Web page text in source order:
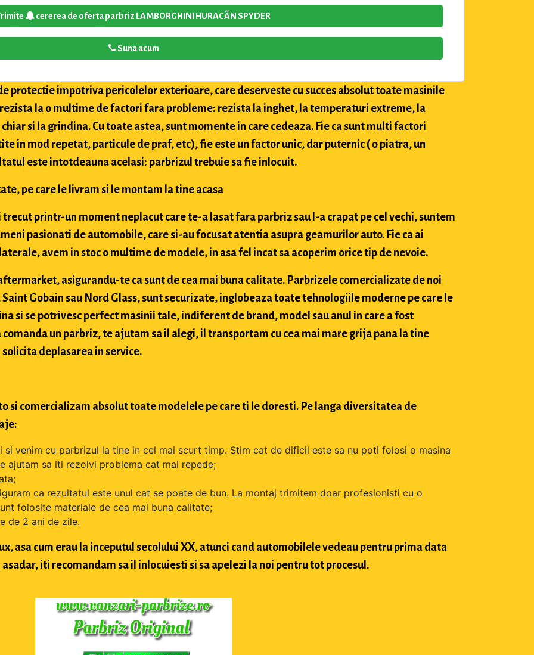
cererea de oferta parbriz LAMBORGHINI HURACÃN SPYDER
Suna acum
protectie impotriva pericolelor exterioare, care deserveste cu succes absolut toate masinile
la o multime de factori fara probleme: rezista la inghet, la temperaturi extreme, la
si la grindina. Cu toate astea, sunt momente in care cedeaza. Fie ca sunt multi factori
in mod repetat, particule de praf, etc), fie este un factor unic, dar puternic ( o piatra, un
este intotdeauna acelasi: parbrizul trebuie sa fie inlocuit.
pe care le livram si le montam la tine acasa
printr-un moment neplacut care te-a lasat fara parbriz sau l-a crapat pe cel vechi, suntem
pasionati de automobile, care si-au focusat atentia asupra geamurilor auto. Fie ca ai
avem in stoc o multime de modele, in asa fel incat sa acoperim orice tip de nevoie.
asigurandu-te ca sunt de cea mai buna calitate. Parbrizele comercializate de noi
Gobain sau Nord Glass, sunt securizate, inglobeaza toate tehnologiile moderne pe care le
si se potrivesc perfect masinii tale, indiferent de brand, model sau anul in care a fost
un parbriz, te ajutam sa il alegi, il transportam cu cea mai mare grija pana la tine
deplasarea in service.
si comercializam absolut toate modelele pe care ti le doresti. Pe langa diversitatea de
si venim cu parbrizul la tine in cel mai scurt timp. Stim cat de dificil este sa nu poti folosi o masina
ajutam sa iti rezolvi problema cat mai repede;
ca rezultatul este unul cat se poate de bun. La montaj trimitem doar profesionisti cu o
folosite materiale de cea mai buna calitate;
de 2 ani de zile.
asa cum erau la inceputul secolului XX, atunci cand automobilele vedeau pentru prima data
iti recomandam sa il inlocuiesti si sa apelezi la noi pentru tot procesul.